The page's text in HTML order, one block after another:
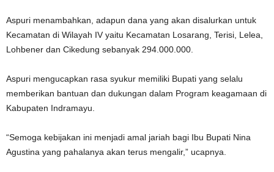
Aspuri menambahkan, adapun dana yang akan disalurkan untuk
Kecamatan di Wilayah IV yaitu Kecamatan Losarang, Terisi, Lelea,
Lohbener dan Cikedung sebanyak 294.000.000.
Aspuri mengucapkan rasa syukur memiliki Bupati yang selalu
memberikan bantuan dan dukungan dalam Program keagamaan di
Kabupaten Indramayu.
“Semoga kebijakan ini menjadi amal jariah bagi Ibu Bupati Nina
Agustina yang pahalanya akan terus mengalir,” ucapnya.